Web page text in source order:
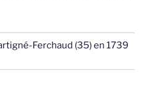
Ferchaud (35) en 1739